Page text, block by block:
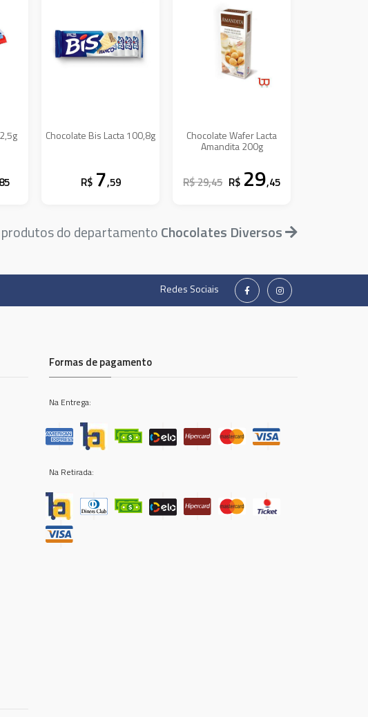
Chocolate Bis Lacta 100,8g
R$ 7,59
Chocolate Wafer Lacta
Amandita 200g
R$ 29,45 R$ 29,45
do departamentoChocolates Diversos
Redes Sociais
Formas de pagamento
Na Entrega:
Na Retirada: